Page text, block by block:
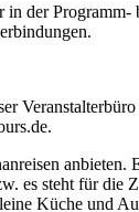
der
anbieten.
es steht für
Küche und